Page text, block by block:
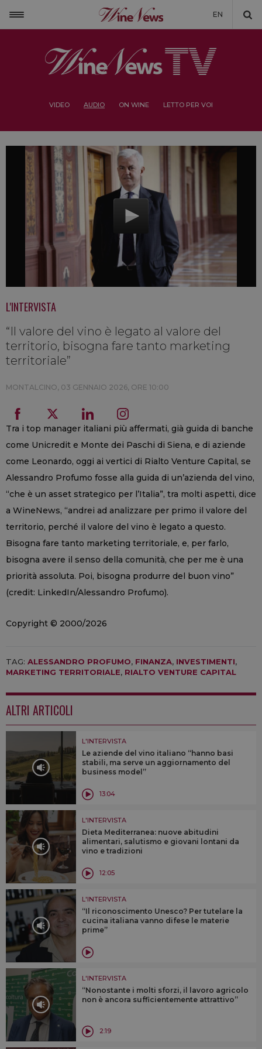
EN
VIDEO AUDIO ON WINE LETTO PER VOI
L'INTERVISTA
“Il valore del vino è legato al valore del
territorio, bisogna fare tanto marketing
territoriale”
MONTALCINO, 03 GENNAIO 2026, ORE 10:00
Tra i top manager italiani più affermati, già guida di banche
come Unicredit e Monte dei Paschi di Siena, e di aziende
come Leonardo, oggi ai vertici di Rialto Venture Capital, se
Alessandro Profumo fosse alla guida di un’azienda del vino,
“che è un asset strategico per l’Italia”, tra molti aspetti, dice
a WineNews, “andrei ad analizzare per primo il valore del
territorio, perché il valore del vino è legato a questo.
Bisogna fare tanto marketing territoriale, e, per farlo,
bisogna avere il senso della comunità, che per me è una
priorità assoluta. Poi, bisogna produrre del buon vino”
(credit: LinkedIn/Alessandro Profumo).
Copyright © 2000/2026
TAG: ALESSANDRO PROFUMO, FINANZA, INVESTIMENTI,
MARKETING TERRITORIALE, RIALTO VENTURE CAPITAL
ALTRI ARTICOLI
L'INTERVISTA
Le aziende del vino italiano “hanno basi
stabili, ma serve un aggiornamento del
business model”
13:04
L'INTERVISTA
Dieta Mediterranea: nuove abitudini
alimentari, salutismo e giovani lontani da
vino e tradizioni
12:05
L'INTERVISTA
“Il riconoscimento Unesco? Per tutelare la
cucina italiana vanno difese le materie
prime”
L'INTERVISTA
“Nonostante i molti sforzi, il lavoro agricolo
non è ancora sufficientemente attrattivo”
2:19